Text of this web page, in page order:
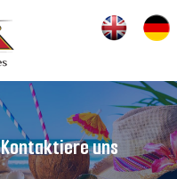
Kontaktiere uns